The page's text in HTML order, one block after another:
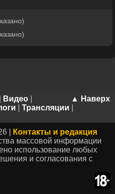
▲ Наверх
Видео
Трансляции
|
Контакты и редакция
массовой информации
использование любых
и согласования с